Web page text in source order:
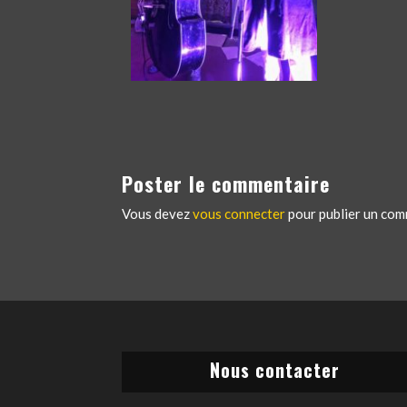
Poster le commentaire
Vous devezvous connecterpour publier un
Nous contacter